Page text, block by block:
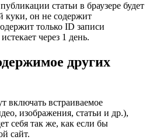
статьи в браузере будет
куки, он не содержит
только ID записи
через 1 день.
других
включать встраиваемое
изображения, статьи и др.),
себя так же, как если бы
сайт.